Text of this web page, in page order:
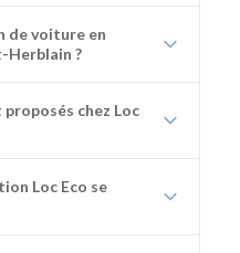
de voiture en
Herblain ?
chez Loc
Loc Eco se